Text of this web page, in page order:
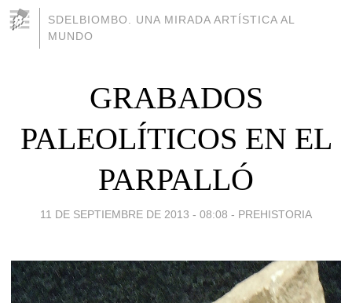
SDELBIOMBO. UNA MIRADA ARTÍSTICA AL
MUNDO
GRABADOS
PALEOLÍTICOS EN EL
PARPALLÓ
11 DE SEPTIEMBRE DE 2013 - 08:08 - PREHISTORIA